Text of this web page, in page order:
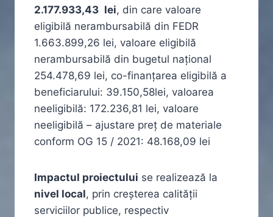
2.177.933,43 lei, din care valoare
eligibilă nerambursabilă din FEDR
1.663.899,26 lei, valoare eligibilă
nerambursabilă din bugetul național
254.478,69 lei, co-finanțarea eligibilă a
beneficiarului: 39.150,58lei, valoarea
neeligibilă: 172.236,81 lei, valoare
neeligibilă – ajustare preț de materiale
conform OG 15 / 2021: 48.168,09 lei
Impactul proiectului se realizează la
nivel local, prin creșterea calității
serviciilor publice, respectiv